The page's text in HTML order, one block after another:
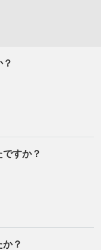
すか？
？